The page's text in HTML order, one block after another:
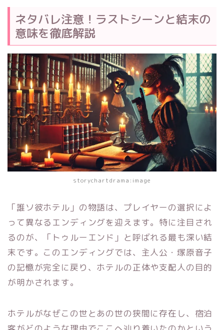
ネタバレ注意！ラストシーンと結末の
意味を徹底解説
storychartdrama:image
「誰ソ彼ホテル」の物語は、プレイヤーの選択によ
って異なるエンディングを迎えます。特に注目され
るのが、「トゥルーエンド」と呼ばれる最も深い結
末です。このエンディングでは、主人公・塚原音子
の記憶が完全に戻り、ホテルの正体や支配人の目的
が明かされます。
ホテルがなぜこの世とあの世の狭間に存在し、宿泊